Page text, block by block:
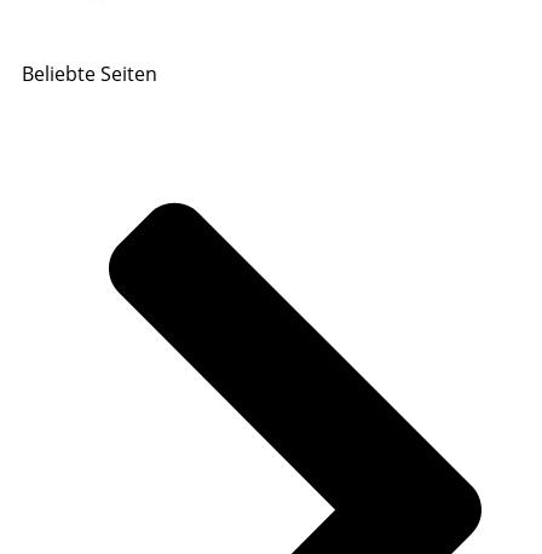
Beliebte Seiten